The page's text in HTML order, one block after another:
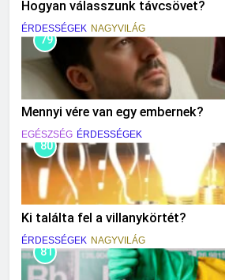
Hogyan válasszunk távcsövet?
ÉRDESSÉGEK NAGYVILÁG
79
Mennyi vére van egy embernek?
EGÉSZSÉG ÉRDESSÉGEK
80
Ki találta fel a villanykörtét?
ÉRDESSÉGEK NAGYVILÁG
81